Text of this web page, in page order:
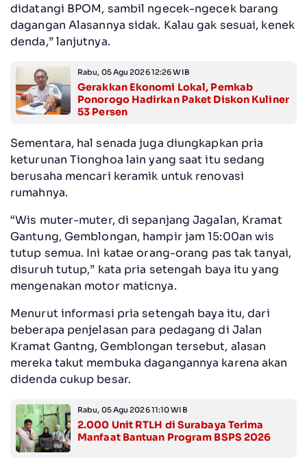
didatangi BPOM, sambil ngecek-ngecek barang
dagangan Alasannya sidak. Kalau gak sesuai, kenek
denda,” lanjutnya.
Rabu, 05 Agu 2026 12:26 WIB
Gerakkan Ekonomi Lokal, Pemkab
Ponorogo Hadirkan Paket Diskon Kuliner
53 Persen
Sementara, hal senada juga diungkapkan pria
keturunan Tionghoa lain yang saat itu sedang
berusaha mencari keramik untuk renovasi
rumahnya.
“Wis muter-muter, di sepanjang Jagalan, Kramat
Gantung, Gemblongan, hampir jam 15:00an wis
tutup semua. Ini katae orang-orang pas tak tanyai,
disuruh tutup,” kata pria setengah baya itu yang
mengenakan motor maticnya.
Menurut informasi pria setengah baya itu, dari
beberapa penjelasan para pedagang di Jalan
Kramat Gantng, Gemblongan tersebut, alasan
mereka takut membuka dagangannya karena akan
didenda cukup besar.
Rabu, 05 Agu 2026 11:10 WIB
2.000 Unit RTLH di Surabaya Terima
Manfaat Bantuan Program BSPS 2026